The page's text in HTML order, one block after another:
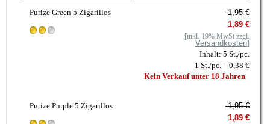
Purize Green 5 Zigarillos
1,95 €
1,89 €
[inkl. 19% MwSt zzgl.
Versandkosten]
Inhalt: 5 St./pc.
1 St./pc. = 0,38 €
Kein Verkauf unter 18 Jahren
Purize Purple 5 Zigarillos
1,95 €
1,89 €